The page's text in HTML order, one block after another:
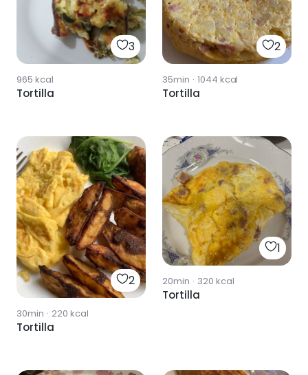
3
965 kcal
Tortilla
2
35min · 1044 kcal
Tortilla
2
30min · 220 kcal
Tortilla
1
20min · 320 kcal
Tortilla